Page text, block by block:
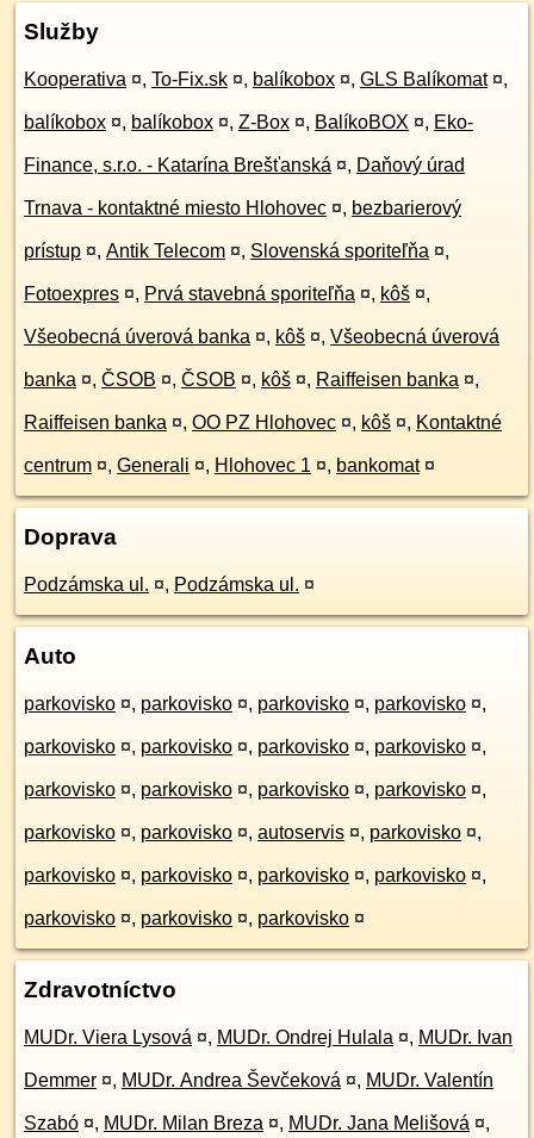
Služby
Kooperativa ¤, To-Fix.sk ¤, balíkobox ¤, GLS Balíkomat ¤,
balíkobox ¤, balíkobox ¤, Z-Box ¤, BalíkoBOX ¤, Eko-
Finance, s.r.o. - Katarína Brešťanská ¤, Daňový úrad
Trnava - kontaktné miesto Hlohovec ¤, bezbarierový
prístup ¤, Antik Telecom ¤, Slovenská sporiteľňa ¤,
Fotoexpres ¤, Prvá stavebná sporiteľňa ¤, kôš ¤,
Všeobecná úverová banka ¤, kôš ¤, Všeobecná úverová
banka ¤, ČSOB ¤, ČSOB ¤, kôš ¤, Raiffeisen banka ¤,
Raiffeisen banka ¤, OO PZ Hlohovec ¤, kôš ¤, Kontaktné
centrum ¤, Generali ¤, Hlohovec 1 ¤, bankomat ¤
Doprava
Podzámska ul. ¤, Podzámska ul. ¤
Auto
parkovisko ¤, parkovisko ¤, parkovisko ¤, parkovisko ¤,
parkovisko ¤, parkovisko ¤, parkovisko ¤, parkovisko ¤,
parkovisko ¤, parkovisko ¤, parkovisko ¤, parkovisko ¤,
parkovisko ¤, parkovisko ¤, autoservis ¤, parkovisko ¤,
parkovisko ¤, parkovisko ¤, parkovisko ¤, parkovisko ¤,
parkovisko ¤, parkovisko ¤, parkovisko ¤
Zdravotníctvo
MUDr. Viera Lysová ¤, MUDr. Ondrej Hulala ¤, MUDr. Ivan
Demmer ¤, MUDr. Andrea Ševčeková ¤, MUDr. Valentín
Szabó ¤, MUDr. Milan Breza ¤, MUDr. Jana Melišová ¤,